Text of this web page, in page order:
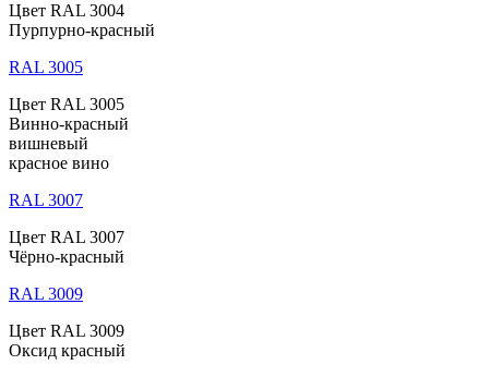
Цвет RAL 3004
Пурпурно-красный
RAL 3005
Цвет RAL 3005
Винно-красный
вишневый
красное вино
RAL 3007
Цвет RAL 3007
Чёрно-красный
RAL 3009
Цвет RAL 3009
Оксид красный